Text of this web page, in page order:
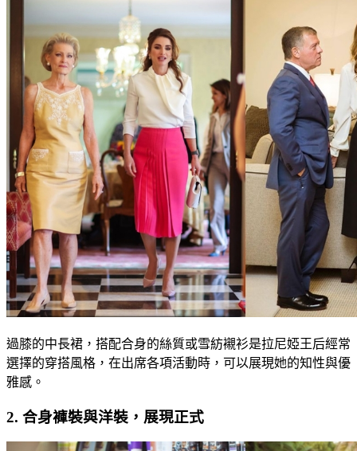
過膝的中長裙，搭配合身的絲質或雪紡襯衫是拉尼婭王后經常
選擇的穿搭風格，在出席各項活動時，可以展現她的知性與優
雅感。
2. 合身褲裝與洋裝，展現正式